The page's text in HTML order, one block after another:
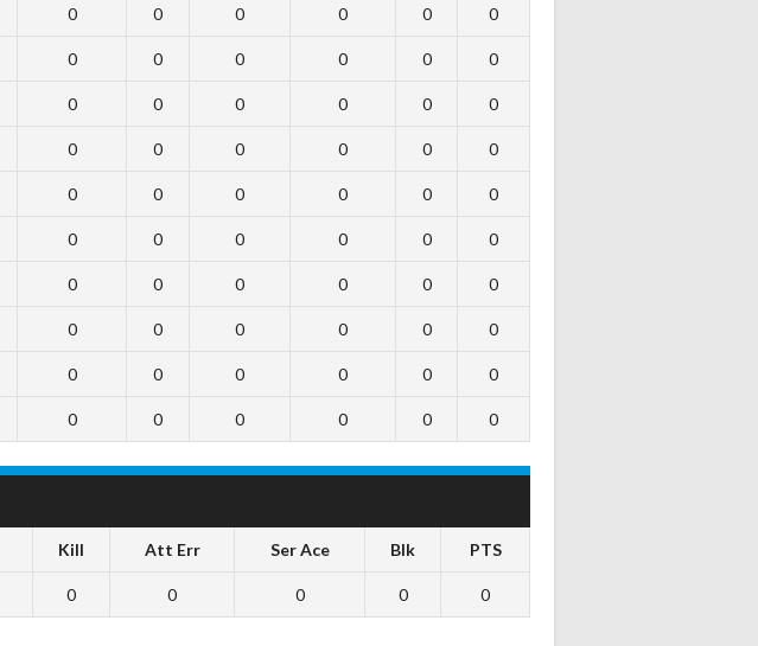
0 0 0 0 0 0
0 0 0 0 0 0
0 0 0 0 0 0
0 0 0 0 0 0
0 0 0 0 0 0
0 0 0 0 0 0
0 0 0 0 0 0
0 0 0 0 0 0
0 0 0 0 0 0
0 0 0 0 0 0
Kill Att Err Ser Ace Blk PTS
0 0 0 0 0